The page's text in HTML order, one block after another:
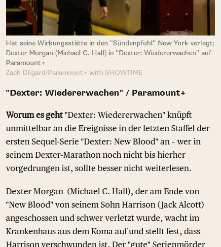
Hat seine Wirkungsstätte in den "Sündenpfuhl" New York verlegt:
Dexter Morgan (Michael C. Hall) in "Dexter: Wiedererwachen" auf
Paramount+
Zach Dilgard/Paramount+ with SHOWTIME
"Dexter: Wiedererwachen" / Paramount+
Worum es geht"Dexter: Wiedererwachen" knüpft
unmittelbar an die Ereignisse in der letzten Staffel der
ersten Sequel-Serie "Dexter: New Blood" an – wer in
seinem Dexter-Marathon noch nicht bis hierher
vorgedrungen ist, sollte besser nicht weiterlesen.
Dexter Morgan (Michael C. Hall), der am Ende von
"New Blood" von seinem Sohn Harrison (Jack Alcott)
angeschossen und schwer verletzt wurde, wacht im
Krankenhaus aus dem Koma auf und stellt fest, dass
Harrison verschwunden ist. Der "gute" Serienmörder